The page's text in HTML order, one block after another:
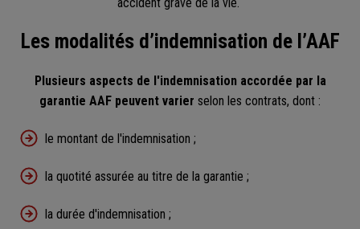
Les modalités d’indemnisation de l’AAF
Plusieurs aspects de l'indemnisation accordée par la
garantie AAF peuvent varier selon les contrats, dont :
le montant de l'indemnisation ;
la quotité assurée au titre de la garantie ;
la durée d'indemnisation ;